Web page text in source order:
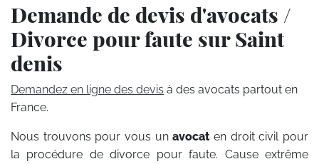
Demande de devis d'avocats /
Divorce pour faute sur Saint
denis
Demandez en ligne des devis à des avocats partout en
France.
Nous trouvons pour vous unavocaten droit civil pour
la procédure de divorce pour faute. Cause extrême